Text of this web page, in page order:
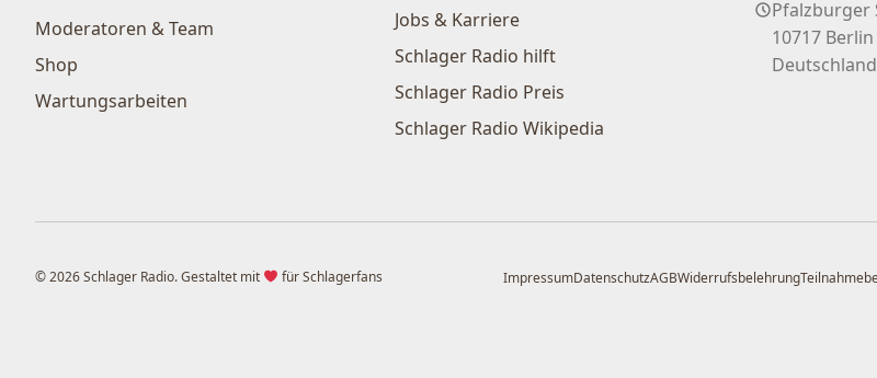
Moderatoren & Team
Shop
Wartungsarbeiten
Jobs & Karriere
Schlager Radio hilft
Schlager Radio Preis
Schlager Radio Wikipedia
Pfalzburger
10717 Berlin
Deutschland
© 2026 Schlager Radio. Gestaltet mit für Schlagerfans ImpressumDatenschutzAGBWiderrufsbelehrung